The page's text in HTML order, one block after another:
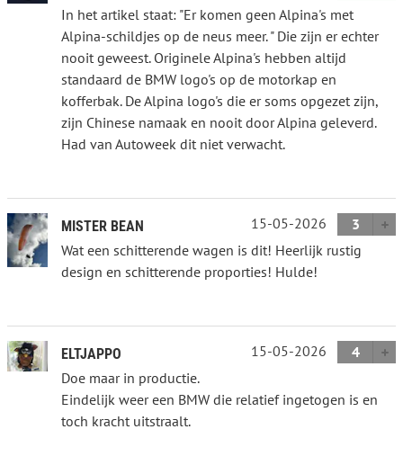
In het artikel staat: "Er komen geen Alpina's met
Alpina-schildjes op de neus meer. " Die zijn er echter
nooit geweest. Originele Alpina's hebben altijd
standaard de BMW logo's op de motorkap en
kofferbak. De Alpina logo's die er soms opgezet zijn,
zijn Chinese namaak en nooit door Alpina geleverd.
Had van Autoweek dit niet verwacht.
MISTER BEAN 15-05-2026
3
Wat een schitterende wagen is dit! Heerlijk rustig
design en schitterende proporties! Hulde!
ELTJAPPO 15-05-2026
4
Doe maar in productie.
Eindelijk weer een BMW die relatief ingetogen is en
toch kracht uitstraalt.